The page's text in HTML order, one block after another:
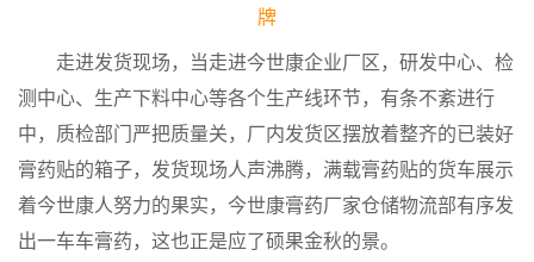
牌
走进发货现场，当走进今世康企业厂区，研发中心、检
测中心、生产下料中心等各个生产线环节，有条不紊进行
中，质检部门严把质量关，厂内发货区摆放着整齐的已装好
膏药贴的箱子，发货现场人声沸腾，满载膏药贴的货车展示
着今世康人努力的果实，今世康膏药厂家仓储物流部有序发
出一车车膏药，这也正是应了硕果金秋的景。